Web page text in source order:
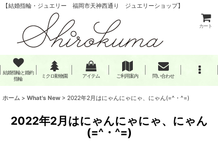
【結婚指輪・ジュエリー 福岡市天神西通り ジュエリーショップ】
カート
結婚指輪と婚約
指輪
ミクロ動物園 アイテム ご利用案内 問い合わせ
ホーム > What's New > 2022年2月はにゃんにゃにゃ、にゃん(=^・^=)
2022年2月はにゃんにゃにゃ、にゃん
(=^・^=)